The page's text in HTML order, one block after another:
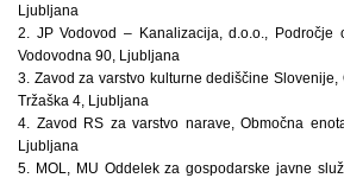
Ljubljana
2. JP Vodovod – Kanalizacija, d.o.o., Področje
Vodovodna 90, Ljubljana
3. Zavod za varstvo kulturne dediščine Slovenije,
Tržaška 4, Ljubljana
4. Zavod RS za varstvo narave, Območna
Ljubljana
5. MOL, MU Oddelek za gospodarske javne